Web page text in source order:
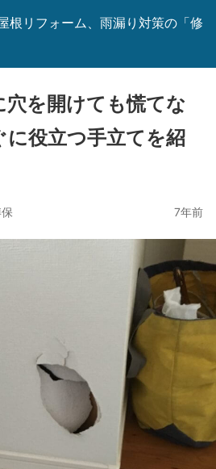
根リフォーム、雨漏り対策の「修
穴を開けても慌てな
に役立つ手立てを紹
7年前